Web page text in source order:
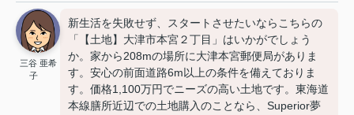
三谷 亜希
子
新生活を失敗せず、スタートさせたいならこちらの
「【土地】大津市本宮２丁目」はいかがでしょう
か。家から208mの場所に大津本宮郵便局がありま
す。安心の前面道路6m以上の条件を備えておりま
す。価格1,100万円でニーズの高い土地です。東海道
本線膳所近辺での土地購入のことなら、Superior夢